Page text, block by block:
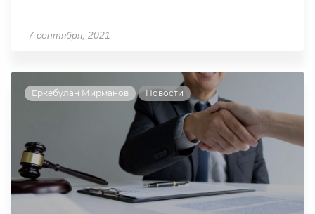
7 сентября, 2021
Еркебулан Мирманов Новости